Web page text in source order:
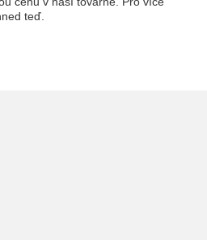
teď.